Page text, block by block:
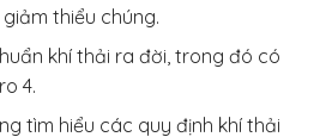
thiểu chúng.
khí thải ra đời, trong đó có
4.
tìm hiểu các quy định khí thải